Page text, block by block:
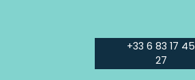
+33 6 83 17 45
27